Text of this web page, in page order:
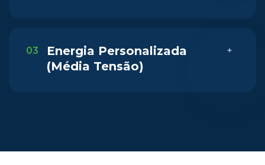
03
Energia Personalizada
(Média Tensão)